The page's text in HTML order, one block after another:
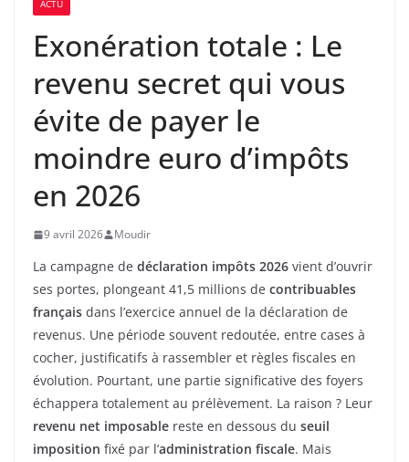
ACTU
Exonération totale : Le
revenu secret qui vous
évite de payer le
moindre euro d’impôts
en 2026
9 avril 2026 Moudir
La campagne de déclaration impôts 2026 vient d’ouvrir
ses portes, plongeant 41,5 millions de contribuables
français dans l’exercice annuel de la déclaration de
revenus. Une période souvent redoutée, entre cases à
cocher, justificatifs à rassembler et règles fiscales en
évolution. Pourtant, une partie significative des foyers
échappera totalement au prélèvement. La raison ? Leur
revenu net imposable reste en dessous du seuil
imposition fixé par l’administration fiscale. Mais